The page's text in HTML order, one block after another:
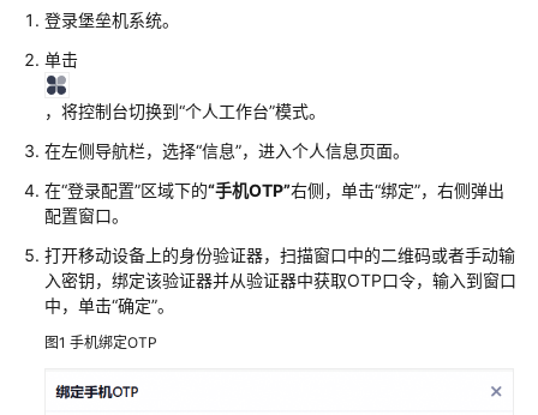
品
介
绍
计
费
说
明
快
速
门
登录堡垒机系统。
单击
，将控制台切换到“个人工作台”模式。
在左侧导航栏，选择“信息”，进入个人信息页面。
在“登录配置”区域下的“手机OTP”右侧，单击“绑定”，右侧弹出
配置窗口。
打开移动设备上的身份验证器，扫描窗口中的二维码或者手动输
入密钥，绑定该验证器并从验证器中获取OTP口令，输入到窗口
中，单击“确定”。
图1 手机绑定OTP